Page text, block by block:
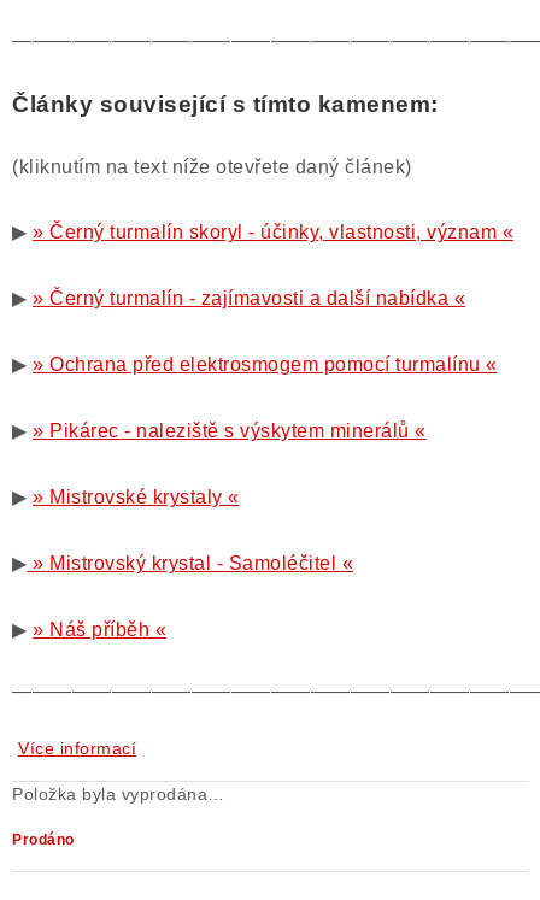
Články související s tímto kamenem:
(kliknutím na text níže otevřete daný článek)
▶ » Černý turmalín skoryl - účinky, vlastnosti, význam «
▶ » Černý turmalín - zajímavosti a další nabídka «
▶ » Ochrana před elektrosmogem pomocí turmalínu «
▶ » Pikárec - naleziště s výskytem minerálů «
▶ » Mistrovské krystaly «
▶ » Mistrovský krystal - Samoléčitel «
▶ » Náš příběh «
Více informací
Položka byla vyprodána…
Prodáno